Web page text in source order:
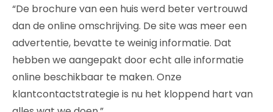
“De brochure van een huis werd beter vertrouwd
dan de online omschrijving. De site was meer een
advertentie, bevatte te weinig informatie. Dat
hebben we aangepakt door echt alle informatie
online beschikbaar te maken. Onze
klantcontactstrategie is nu het kloppend hart van